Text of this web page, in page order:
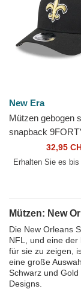
New Era
Mützen gebogen
snapback
Team der New
Saints NFL von
32,95
Erhalten Sie es bis
Mützen: New
Die New Orleans
NFL, und eine
für sie zu zeigen,
eine große
Schwarz und
Designs.